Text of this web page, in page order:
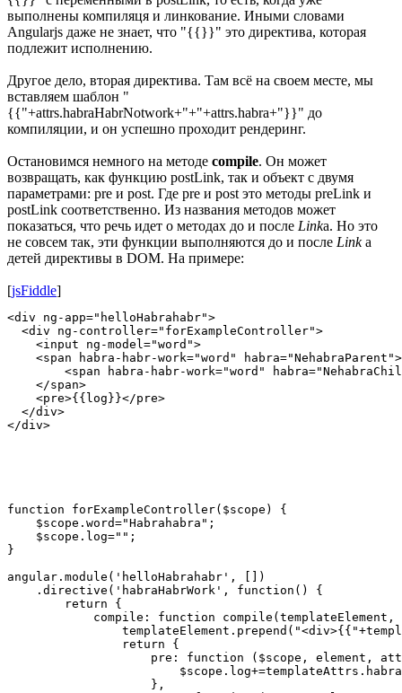
выполнены компиляця и линкование. Иными словами
Angularjs даже не знает, что "{{}}" это директива, которая
подлежит исполнению.
Другое дело, вторая директива. Там всё на своем месте, мы
вставляем шаблон "
{{"+attrs.habraHabrNotwork+"+"+attrs.habra+"}}" до
компиляции, и он успешно проходит рендеринг.
Остановимся немного на методе compile. Он может
возвращать, как функцию postLink, так и объект с двумя
параметрами: pre и post. Где pre и post это методы preLink и
postLink соответственно. Из названия методов может
показаться, что речь идет о методах до и после Linkа. Но это
не совсем так, эти функции выполняются до и после Linkа
детей директивы в DOM. На примере:
[jsFiddle]
<div ng-app="helloHabrahabr">
  <div ng-controller="forExampleController">
    <input ng-model="word">
    <span habra-habr-work="word" habra="NehabraParent">
<span habra-habr-work="word"
    </span>
    <pre>{{log}}</pre>
  </div>
function forExampleController($scope) {
    $scope.word="Habrahabra";
    $scope.log="";
}
angular.module('helloHabrahabr', [])
    .directive('habraHabrWork', function() {
        return {
compile: function compile(templateElement,
                return {
pre: function ($scope, element,
                    },